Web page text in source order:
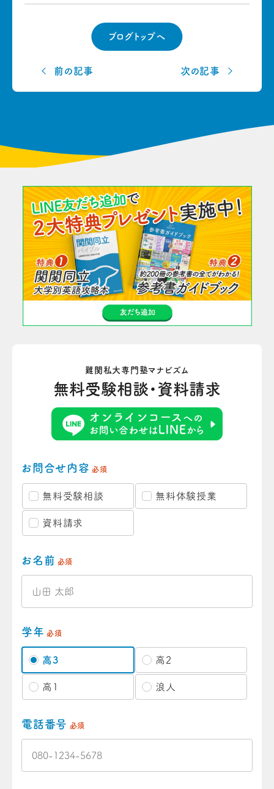
前の記事
ブログトップへ
次の記事
難関私大専門塾マナビズム
無料受験相談・資料請求
お問合せ内容 必須
無料受験相談 無料体験授業
資料請求
お名前 必須
学年 必須
高3 高2
高1 浪人
電話番号 必須